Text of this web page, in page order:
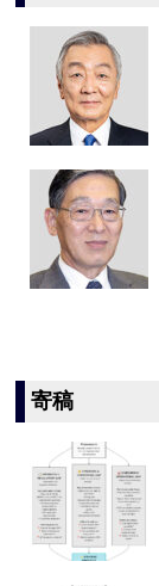
寄稿